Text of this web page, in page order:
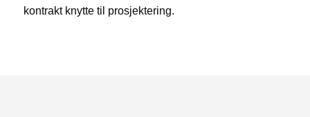
kontrakt knytte til prosjektering.